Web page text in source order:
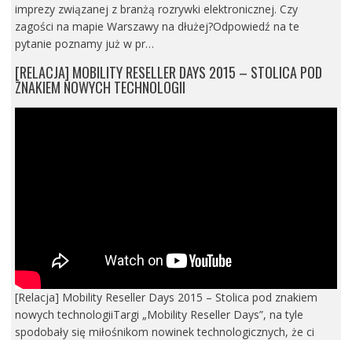
imprezy związanej z branżą rozrywki elektronicznej. Czy
zagości na mapie Warszawy na dłużej?Odpowiedź na te
pytanie poznamy już w pr…
[RELACJA] MOBILITY RESELLER DAYS 2015 – STOLICA POD
ZNAKIEM NOWYCH TECHNOLOGII
[Relacja] Mobility Reseller Days 2015 – Stolica pod znakiem
nowych technologiiTargi „Mobility Reseller Days”, na tyle
spodobały się miłośnikom nowinek technologicznych, że ci